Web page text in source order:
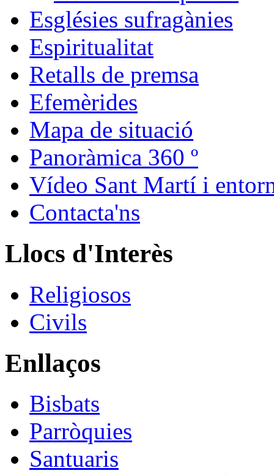
Esglésies sufragànies
Espiritualitat
Retalls de premsa
Efemèrides
Mapa de situació
Panoràmica 360 º
Vídeo Sant Martí i
Contacta'ns
Llocs d'Interès
Religiosos
Civils
Enllaços
Bisbats
Parròquies
Santuaris